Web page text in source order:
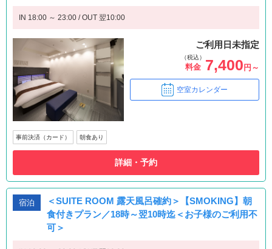
IN 18:00 ～ 23:00 / OUT 翌10:00
ご利用日未指定
（税込）
料金 7,400 円～
空室カレンダー
事前決済（カード） 朝食あり
詳細・予約
宿泊
＜SUITE ROOM 露天風呂確約＞【SMOKING】朝
食付きプラン／18時～翌10時迄＜お子様のご利用不
可＞